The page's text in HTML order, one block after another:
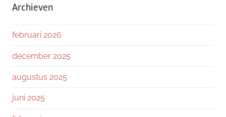
Archieven
februari 2026
december 2025
augustus 2025
juni 2025